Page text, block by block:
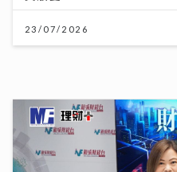
財知大道｜六歐洲勁旅即將
強調「期望管理」球星或陣
沿途有我｜視林憶蓮為女
芸妮推「南洋爵士」改編經
06/08/2026